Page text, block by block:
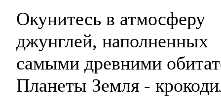
Окунитесь в атмосферу
джунглей, наполненных
самыми древними
Планеты Земля -